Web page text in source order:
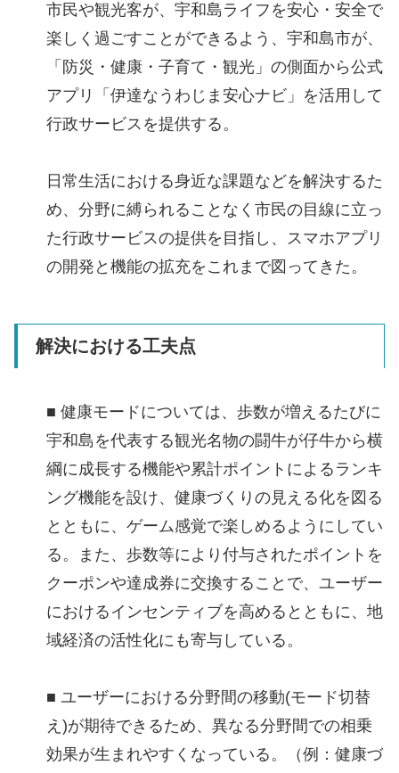
市民や観光客が、宇和島ライフを安心・安全で
楽しく過ごすことができるよう、宇和島市が、
「防災・健康・子育て・観光」の側面から公式
アプリ「伊達なうわじま安心ナビ」を活用して
行政サービスを提供する。
日常生活における身近な課題などを解決するた
め、分野に縛られることなく市民の目線に立っ
た行政サービスの提供を目指し、スマホアプリ
の開発と機能の拡充をこれまで図ってきた。
解決における工夫点
■ 健康モードについては、歩数が増えるたびに
宇和島を代表する観光名物の闘牛が仔牛から横
綱に成長する機能や累計ポイントによるランキ
ング機能を設け、健康づくりの見える化を図る
とともに、ゲーム感覚で楽しめるようにしてい
る。また、歩数等により付与されたポイントを
クーポンや達成券に交換することで、ユーザー
におけるインセンティブを高めるとともに、地
域経済の活性化にも寄与している。
■ ユーザーにおける分野間の移動(モード切替
え)が期待できるため、異なる分野間での相乗
効果が生まれやすくなっている。（例：健康づ